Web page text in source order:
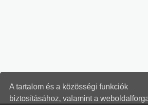
A tartalom és a közösségi funkciók
biztosításához, valamint a